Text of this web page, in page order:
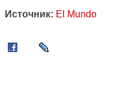
Источник: El Mundo